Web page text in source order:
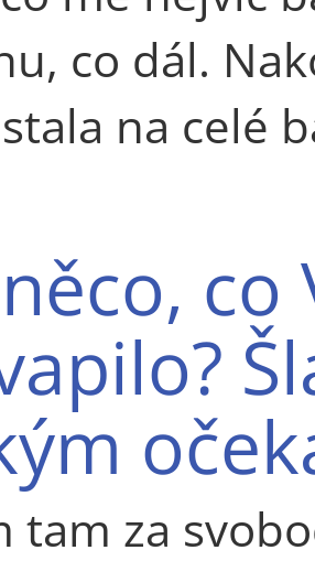
co dál.
na celé
co
tam za